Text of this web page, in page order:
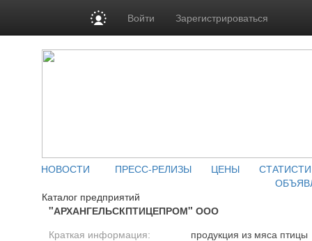
Войти Зарегистрироваться
НОВОСТИ ПРЕСС-РЕЛИЗЫ ЦЕНЫ
Каталог предприятий
"АРХАНГЕЛЬСКПТИЦЕПРОМ" ООО
Краткая информация: продукция из мяса птицы